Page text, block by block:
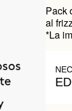
Pack
al
*La